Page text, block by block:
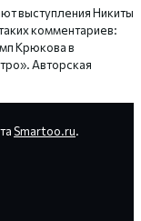
выступления Никиты
комментариев:
Крюкова в
Авторская
Smartoo.ru.